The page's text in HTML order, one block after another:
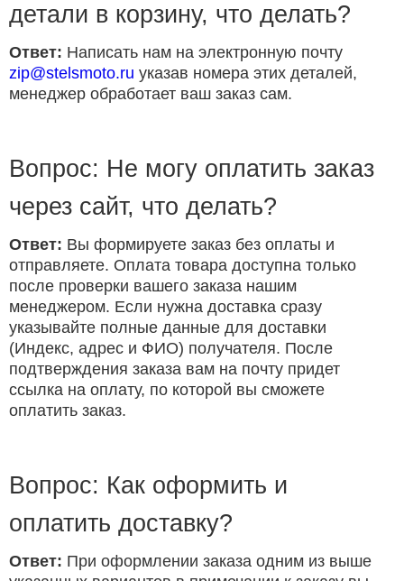
детали в корзину, что делать?
Ответ: Написать нам на электронную почту
zip@stelsmoto.ru указав номера этих деталей,
менеджер обработает ваш заказ сам.
Вопрос: Не могу оплатить заказ
через сайт, что делать?
Ответ: Вы формируете заказ без оплаты и
отправляете. Оплата товара доступна только
после проверки вашего заказа нашим
менеджером. Если нужна доставка сразу
указывайте полные данные для доставки
(Индекс, адрес и ФИО) получателя. После
подтверждения заказа вам на почту придет
ссылка на оплату, по которой вы сможете
оплатить заказ.
Вопрос: Как оформить и
оплатить доставку?
Ответ: При оформлении заказа одним из выше